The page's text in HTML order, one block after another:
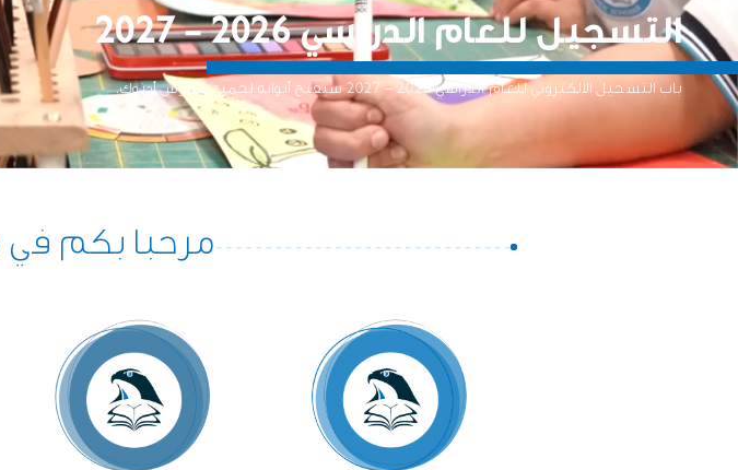
التسجيل للعام الدراسي 2026 - 2027
باب التسجيل الالكتروني للعام الدراسي 2026 – 2027 سيفتح أبوابه لجميع مدارس أدنوك.
مرحبا بكم في